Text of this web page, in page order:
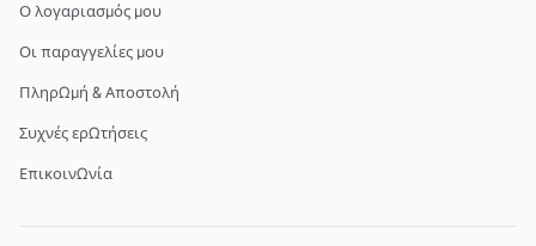
Ο λογαριασμός μου
Οι παραγγελίες μου
Πληρωμή & Αποστολή
Συχνές ερωτήσεις
Επικοινωνία